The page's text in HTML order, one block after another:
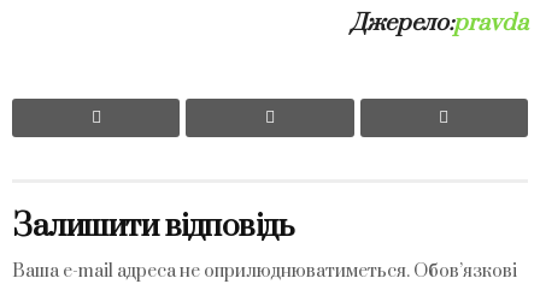
Джерело:pravda
Залишити відповідь
Ваша e-mail адреса не оприлюднюватиметься. Обов’язкові